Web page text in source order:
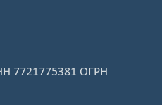
7721775381 ОГРН